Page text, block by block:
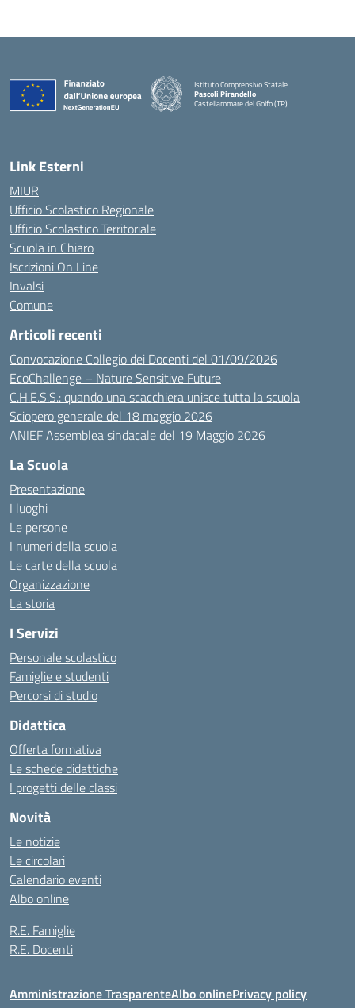
Istituto Comprensivo Statale
Pascoli Pirandello
Castellammare del Golfo (TP)
Link Esterni
MIUR
Ufficio Scolastico Regionale
Ufficio Scolastico Territoriale
Scuola in Chiaro
Iscrizioni On Line
Invalsi
Comune
Articoli recenti
Convocazione Collegio dei Docenti del 01/09/2026
EcoChallenge – Nature Sensitive Future
C.H.E.S.S.: quando una scacchiera unisce tutta la scuola
Sciopero generale del 18 maggio 2026
ANIEF Assemblea sindacale del 19 Maggio 2026
La Scuola
Presentazione
I luoghi
Le persone
I numeri della scuola
Le carte della scuola
Organizzazione
La storia
I Servizi
Personale scolastico
Famiglie e studenti
Percorsi di studio
Didattica
Offerta formativa
Le schede didattiche
I progetti delle classi
Novità
Le notizie
Le circolari
Calendario eventi
Albo online
R.E. Famiglie
R.E. Docenti
Amministrazione TrasparenteAlbo onlinePrivacy policy